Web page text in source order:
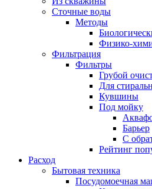
Сточные воды
Методы
Физико-
Фильтрация
Фильтры
Грубой
Для
Кувшины
Под мойку
Барьер
С
Рейтинг
Расход
Бытовая техника
Посудомоечная